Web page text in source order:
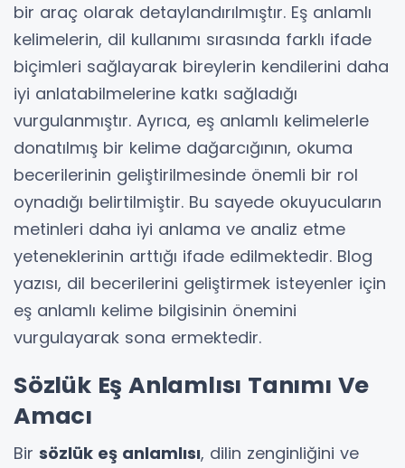
bir araç olarak detaylandırılmıştır. Eş anlamlı
kelimelerin, dil kullanımı sırasında farklı ifade
biçimleri sağlayarak bireylerin kendilerini daha
iyi anlatabilmelerine katkı sağladığı
vurgulanmıştır. Ayrıca, eş anlamlı kelimelerle
donatılmış bir kelime dağarcığının, okuma
becerilerinin geliştirilmesinde önemli bir rol
oynadığı belirtilmiştir. Bu sayede okuyucuların
metinleri daha iyi anlama ve analiz etme
yeteneklerinin arttığı ifade edilmektedir. Blog
yazısı, dil becerilerini geliştirmek isteyenler için
eş anlamlı kelime bilgisinin önemini
vurgulayarak sona ermektedir.
Sözlük Eş Anlamlısı Tanımı Ve
Amacı
Bir sözlük eş anlamlısı, dilin zenginliğini ve